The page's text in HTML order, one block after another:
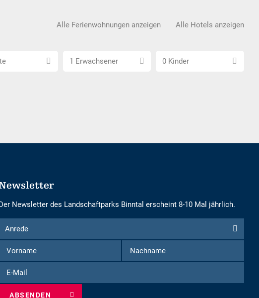
Alle Ferienwohnungen anzeigen Alle Hotels anzeigen
Anzahl
1 Erwachsener
Anzahl
0 Kinder
Newsletter des Landschaftparks Binntal erscheint 8-10 Mal jährlich.
Formular
sich
den
Anrede
Anrede
Vorname
Nachname